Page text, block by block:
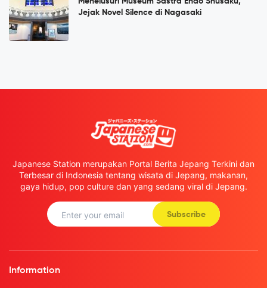
Jejak Novel Silence di Nagasaki
Japanese Station merupakan Portal Berita Jepang Terkini dan
Terbesar di Indonesia tentang wisata di Jepang, makanan,
gaya hidup, pop culture dan yang sedang viral di Jepang.
Subscribe
Information